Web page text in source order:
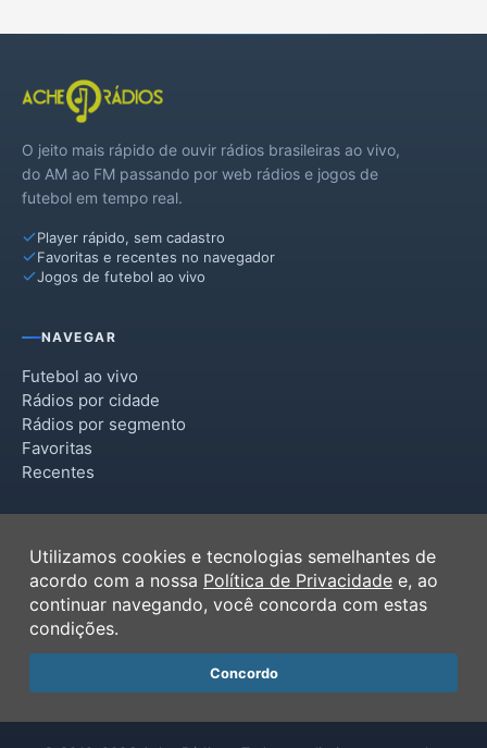
O jeito mais rápido de ouvir rádios brasileiras ao vivo,
do AM ao FM passando por web rádios e jogos de
futebol em tempo real.
Player rápido, sem cadastro
Favoritas e recentes no navegador
Jogos de futebol ao vivo
NAVEGAR
Futebol ao vivo
Rádios por cidade
Rádios por segmento
Favoritas
Recentes
Termos de Uso
Política de Privacidade
Ferramentas
Contato
Utilizamos cookies e tecnologias semelhantes de
acordo com a nossa Política de Privacidade e, ao
continuar navegando, você concorda com estas
condições.
Concordo